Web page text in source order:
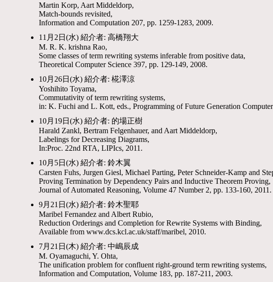
Martin Korp, Aart Middeldorp,
Match-bounds revisited,
Information and Computation 207, pp. 1259-1283, 2009.
11月2日(水) 紹介者: 高橋翔大
M. R. K. krishna Rao,
Some classes of term rewriting systems inferable from positive data,
Theoretical Computer Science 397, pp. 129-149, 2008.
10月26日(水) 紹介者: 椛澤涼
Yoshihito Toyama,
Commutativity of term rewriting systems,
in: K. Fuchi and L. Kott, eds., Programming of Future Generation
10月19日(水) 紹介者: 的場正樹
Harald Zankl, Bertram Felgenhauer, and Aart Middeldorp,
Labelings for Decreasing Diagrams,
In:Proc. 22nd RTA, LIPIcs, 2011.
10月5日(水) 紹介者: 鈴木翼
Carsten Fuhs, Jurgen Giesl, Michael Parting, Peter Schneider-Kamp and
Proving Termination by Dependency Pairs and Inductive Theorem Proving,
Journal of Automated Reasoning, Volume 47 Number 2, pp. 133-160, 2011.
9月21日(水) 紹介者: 鈴木聖耶
Maribel Fernandez and Albert Rubio,
Reduction Orderings and Completion for Rewrite Systems with Binding,
Available from www.dcs.kcl.ac.uk/staff/maribel, 2010.
7月21日(木) 紹介者: 中嶋辰成
M. Oyamaguchi, Y. Ohta,
The unification problem for confluent right-ground term rewriting systems,
Information and Computation, Volume 183, pp. 187-211, 2003.